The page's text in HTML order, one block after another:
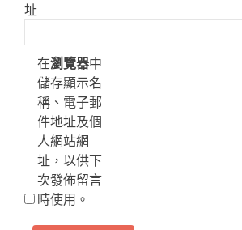
址
在瀏覽器中
儲存顯示名
稱、電子郵
件地址及個
人網站網
址，以供下
次發佈留言
時使用。